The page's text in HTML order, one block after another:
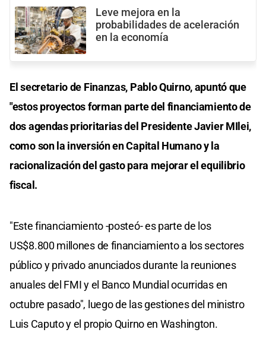
Leve mejora en la
probabilidades de aceleración
en la economía
El secretario de Finanzas, Pablo Quirno, apuntó que
"estos proyectos forman parte del financiamiento de
dos agendas prioritarias del Presidente Javier MIlei,
como son la inversión en Capital Humano y la
racionalización del gasto para mejorar el equilibrio
fiscal.
"Este financiamiento -posteó- es parte de los
US$8.800 millones de financiamiento a los sectores
público y privado anunciados durante la reuniones
anuales del FMI y el Banco Mundial ocurridas en
octubre pasado", luego de las gestiones del ministro
Luis Caputo y el propio Quirno en Washington.